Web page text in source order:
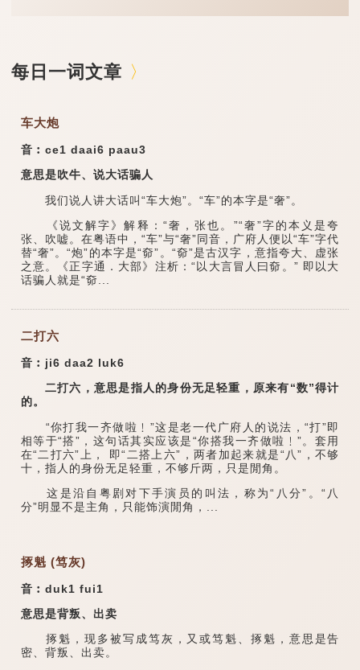
每日一词文章
车大炮
音︰ce1 daai6 paau3
意思是吹牛、说大话骗人
我们说人讲大话叫“车大炮”。“车”的本字是“奢”。
《说文解字》解释：“奢，张也。”“奢”字的本义是夸
张、吹嘘。在粤语中，“车”与“奢”同音，广府人便以“车”字代
替“奢”。“炮”的本字是“奅”。“奅”是古汉字，意指夸大、虚张
之意。《正字通．大部》注析：“以大言冒人曰奅。” 即以大
话骗人就是“奅...
二打六
音︰ji6 daa2 luk6
二打六，意思是指人的身份无足轻重，原来有“数”得计
的。
“你打我一齐做啦﹗”这是老一代广府人的说法，“打”即
相等于“搭”，这句话其实应该是“你搭我一齐做啦﹗”。套用
在“二打六”上， 即“二搭上六”，两者加起来就是“八”，不够
十，指人的身份无足轻重，不够斤两，只是閒角。
这是沿自粤剧对下手演员的叫法，称为“八分”。“八
分”明显不是主角，只能饰演閒角，...
㧻魁 (笃灰)
音︰duk1 fui1
意思是背叛、出卖
㧻魁，现多被写成笃灰，又或笃魁、㧻魁，意思是告
密、背叛、出卖。